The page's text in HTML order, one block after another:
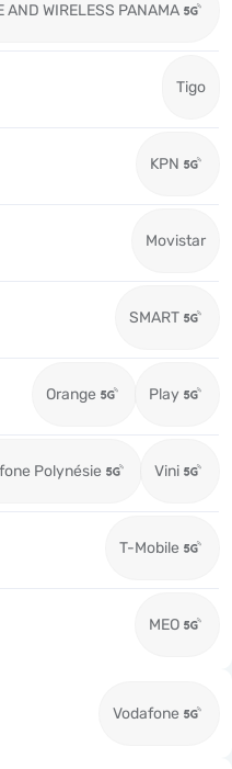
AND WIRELESS PANAMA
Tigo
KPN
Movistar
SMART
Orange Play
Polynésie Vini
T-Mobile
MEO
Vodafone